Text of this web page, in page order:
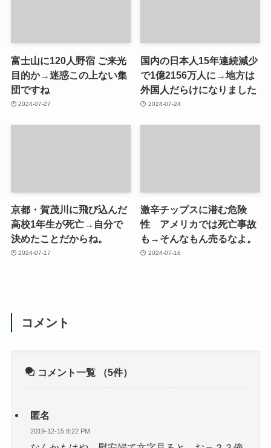
富士山に120人野宿 ご来光
目的か→迷惑この上ない集
団ですね
2024-07-27
国内の日本人15年連続減少
で1億2156万人に→地方は
外国人だらけになりました
2024-07-24
京都・賀茂川に飛び込んだ
高校1年生が死亡→自分で
決めたことだからね。
2024-07-17
激辛チップスに潜む危険
性 アメリカでは死亡事故
も→そんなもん売るなよ。
2024-07-16
コメント
コメント一覧 （5件）
匿名
2019-12-15 8:22 PM